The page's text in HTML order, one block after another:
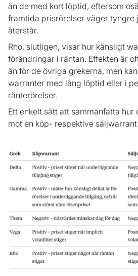
än de med kort löptid, eftersom
framtida prisrörelser väger tyngre
återstår.
Rho, slutligen, visar hur känsligt
förändringar i räntan. Effekten är
än för de övriga grekerna, men
warranter med lång löptid eller i
ränterörelser.
Ett enkelt sätt att sammanfatta
mot en köp- respektive säljwarrant